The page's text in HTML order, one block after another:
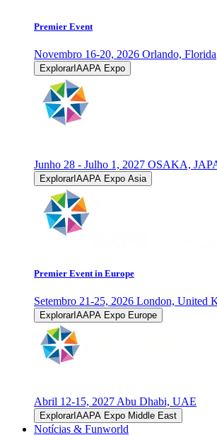
Premier Event
Novembro 16-20, 2026 Orlando, Florida
ExplorarIAAPA Expo
Junho 28 - Julho 1, 2027 OSAKA,
ExplorarIAAPA Expo Asia
Premier Event in Europe
Setembro 21-25, 2026 London, United
ExplorarIAAPA Expo Europe
Abril 12-15, 2027 Abu Dhabi, UAE
ExplorarIAAPA Expo Middle East
Notícias & Funworld